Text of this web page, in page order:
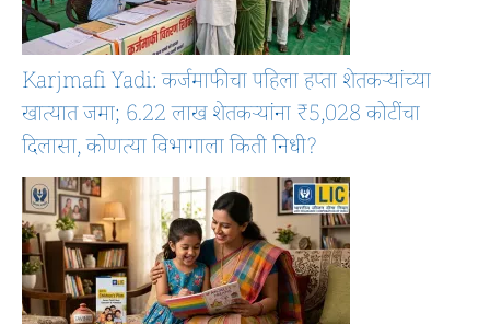
Karjmafi Yadi: कर्जमाफीचा पहिला हप्ता शेतकऱ्यांच्या
खात्यात जमा; 6.22 लाख शेतकऱ्यांना ₹5,028 कोटींचा
दिलासा, कोणत्या विभागाला किती निधी?